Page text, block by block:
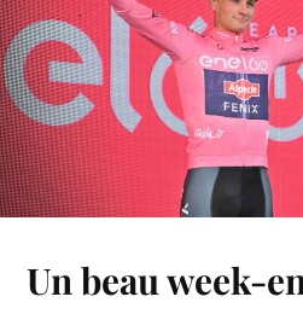
Un beau week-